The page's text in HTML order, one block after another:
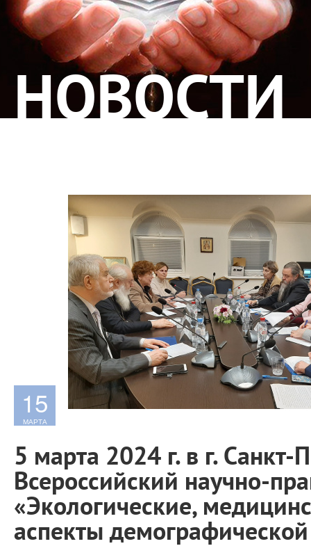
НОВОСТИ
15
МАРТА
5 марта 2024 г. в г. Санкт-
Всероссийский научно-
«Экологические,
аспекты